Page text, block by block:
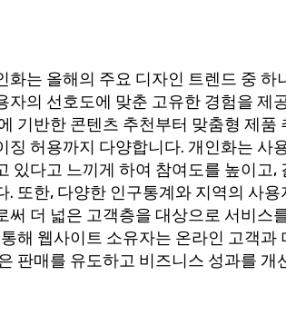
화는 올해의 주요 디자인 트렌드 중 하
자의 선호도에 맞춘 고유한 경험을 제
기반한 콘텐츠 추천부터 맞춤형 제품
징 허용까지 다양합니다. 개인화는 사
있다고 느끼게 하여 참여도를 높이고,
. 또한, 다양한 인구통계와 지역의 사
써 더 넓은 고객층을 대상으로 서비스
해 웹사이트 소유자는 온라인 고객과
판매를 유도하고 비즈니스 성과를 개